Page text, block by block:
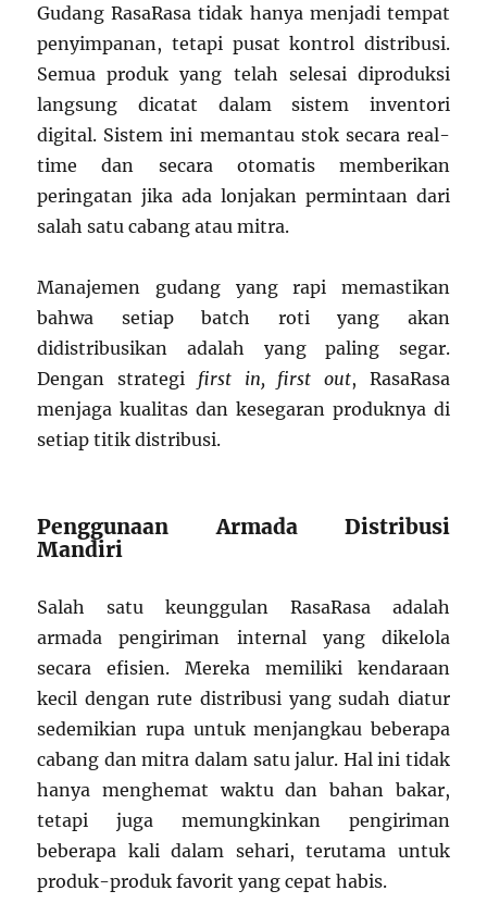
Gudang RasaRasa tidak hanya menjadi tempat
penyimpanan, tetapi pusat kontrol distribusi.
Semua produk yang telah selesai diproduksi
langsung dicatat dalam sistem inventori
digital. Sistem ini memantau stok secara real-
time dan secara otomatis memberikan
peringatan jika ada lonjakan permintaan dari
salah satu cabang atau mitra.
Manajemen gudang yang rapi memastikan
bahwa setiap batch roti yang akan
didistribusikan adalah yang paling segar.
Dengan strategi first in, first out, RasaRasa
menjaga kualitas dan kesegaran produknya di
setiap titik distribusi.
Penggunaan Armada Distribusi
Mandiri
Salah satu keunggulan RasaRasa adalah
armada pengiriman internal yang dikelola
secara efisien. Mereka memiliki kendaraan
kecil dengan rute distribusi yang sudah diatur
sedemikian rupa untuk menjangkau beberapa
cabang dan mitra dalam satu jalur. Hal ini tidak
hanya menghemat waktu dan bahan bakar,
tetapi juga memungkinkan pengiriman
beberapa kali dalam sehari, terutama untuk
produk-produk favorit yang cepat habis.